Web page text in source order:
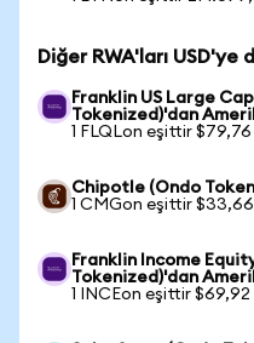
Diğer RWA'ları USD'ye
Franklin US Large
Tokenized)'dan
1 FLQLon eşittir $79,76
Chipotle (Ondo
1 CMGon eşittir $33,66
Franklin Income
Tokenized)'dan
1 INCEon eşittir $69,92